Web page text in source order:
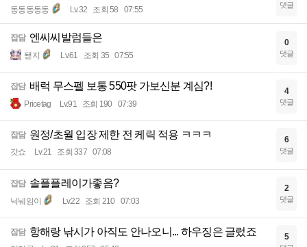
동동동동동 Lv.32 조회 58 07:55 댓글
잡담 엔씨씨발럼들은
됃지 Lv.61 조회 35 07:55
0
댓글
잡담 배럭 무스펠 보통 550팟 가보신분 계심?!
Pricetag Lv.91 조회 190 07:39
4
댓글
잡담 원정/초월 입장 제한 전 케릭 적용 ㅋㅋㅋ
갓쇼 Lv.21 조회 337 07:08
6
댓글
잡담 솔플플레이가좋음?
닉눼임이 Lv.22 조회 210 07:03
2
댓글
잡담 항해랑 낚시가 아직도 안나오니... 하우징은 글렀죠 5